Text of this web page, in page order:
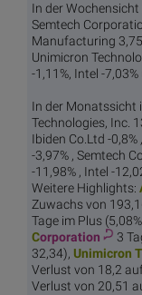
In der Wochensicht
Semtech
Manufacturing
Unimicron
-1,11%, Intel -
In der Monatssicht
Technologies, Inc.
Ibiden Co.Ltd -
-3,97% , Semtech
-11,98% , Intel -
Weitere Highlights:
Zuwachs von
Tage im Plus
Corporation
3
32,34), Unimicron
Verlust von 18,2
Verlust von 20,51